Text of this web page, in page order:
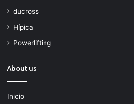
ducross
Hípica
Powerlifting
About us
Inicio